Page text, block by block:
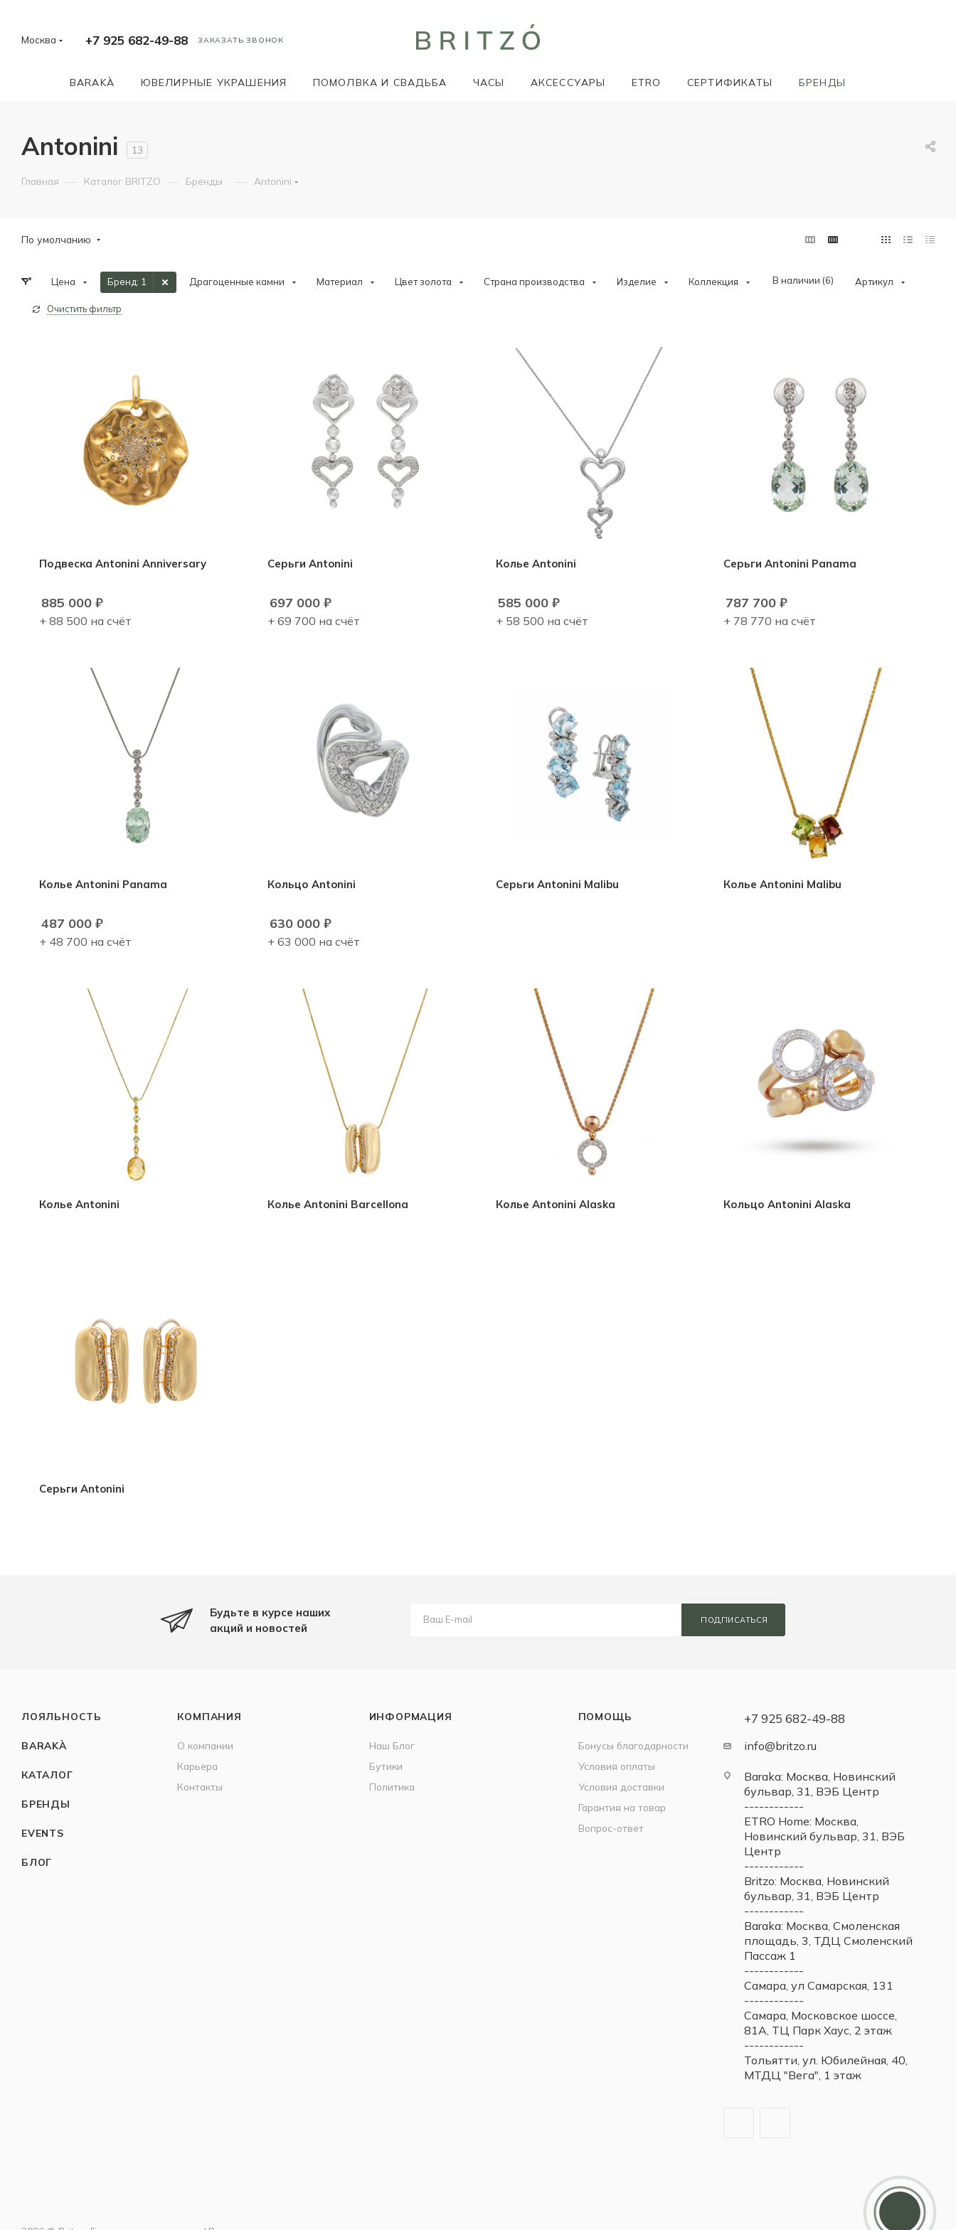
Москва +7 925 682-49-88 ЗАКАЗАТЬ ЗВОНОК
BARAKÀ ЮВЕЛИРНЫЕ УКРАШЕНИЯ ПОМОЛВКА И СВАДЬБА ЧАСЫ АКСЕССУАРЫ ETRO СЕРТИФИКАТЫ БРЕНДЫ
Antonini 13
Главная — Каталог BRITZO — Бренды — Antonini
По умолчанию
Цена Бренд: 1 Драгоценные камни Материал Цвет золота Страна производства Изделие Коллекция В наличии (6) Артикул
Очистить фильтр
Подвеска Antonini Anniversary
885 000 ₽
+ 88 500 на счёт
Серьги Antonini
697 000₽
+ 69 700 на счёт
Колье Antonini
585 000₽
+ 58 500 на счёт
Серьги Antonini Panama
787 700 ₽
+ 78 770 на счёт
Колье Antonini Panama
487 000 ₽
+ 48 700 на счёт
Кольцо Antonini
630 000₽
+ 63 000 на счёт
Серьги Antonini Malibu Колье Antonini Malibu
Колье Antonini Колье Antonini Barcellona Колье Antonini Alaska Кольцо Antonini Alaska
Серьги Antonini
Будьте в курсе наших
акций и новостей
ПОДПИСАТЬСЯ
ЛОЯЛЬНОСТЬ
BARAKÀ
КАТАЛОГ
БРЕНДЫ
EVENTS
БЛОГ
КОМПАНИЯ
О компании
Карьера
Контакты
ИНФОРМАЦИЯ
Наш Блог
Бутики
Политика
ПОМОЩЬ
Бонусы благодарности
Условия оплаты
Условия доставки
Гарантия на товар
Вопрос-ответ
+7 925 682-49-88
info@britzo.ru
Baraka: Москва, Новинский
бульвар, 31, ВЭБ Центр
------------
ETRO Home: Москва,
Новинский бульвар, 31, ВЭБ
Центр
------------
Britzo: Москва, Новинский
бульвар, 31, ВЭБ Центр
------------
Baraka: Москва, Смоленская
площадь, 3, ТДЦ Смоленский
Пассаж 1
------------
Самара, ул Самарская, 131
------------
Самара, Московское шоссе,
81А, ТЦ Парк Хаус, 2 этаж
------------
Тольятти, ул. Юбилейная, 40,
МТДЦ "Вега", 1 этаж